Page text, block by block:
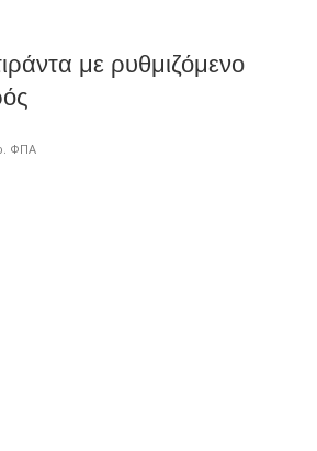
με ρυθμιζόμενο
ΦΠΑ